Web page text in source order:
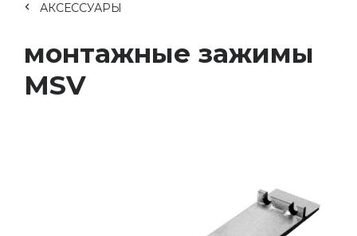
АКСЕССУАРЫ
монтажные зажимы
MSV